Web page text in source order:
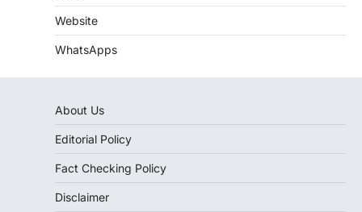
Website
WhatsApps
About Us
Editorial Policy
Fact Checking Policy
Disclaimer